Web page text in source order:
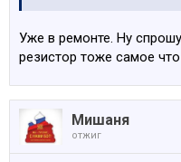
Уже в ремонте. Ну
резистор тоже самое
Мишаня
отжиг